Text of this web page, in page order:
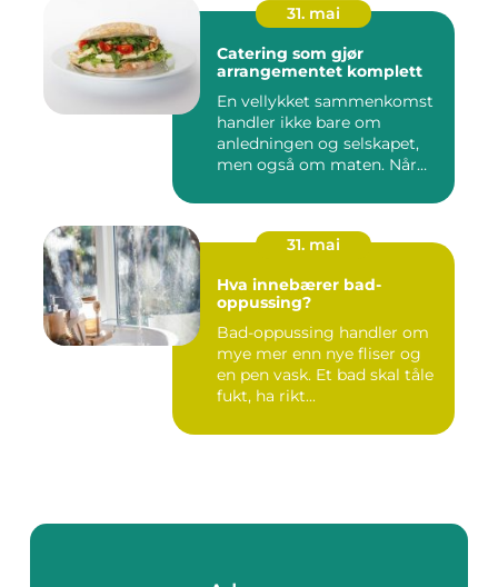
31. mai
Catering som gjør
arrangementet komplett
En vellykket sammenkomst
handler ikke bare om
anledningen og selskapet,
men også om maten. Når
31. mai
Hva innebærer bad-
oppussing?
Bad-oppussing handler om
mye mer enn nye fliser og
en pen vask. Et bad skal tåle
fukt, ha rikt...